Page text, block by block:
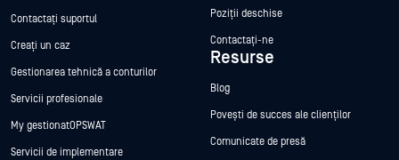
Contactați suportul
Creați un caz
Gestionarea tehnică a conturilor
Servicii profesionale
My gestionatOPSWAT
Servicii de implementare
Poziții deschise
Contactați-ne
Resurse
Blog
Povești de succes ale clienților
Comunicate de presă